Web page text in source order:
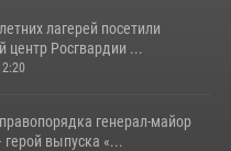
лагерей посетили
центр Росгвардии ...
генерал-майор
выпуска «...